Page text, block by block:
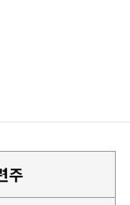
주